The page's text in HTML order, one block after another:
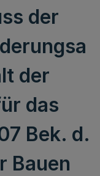
der
der
das
Bek. d.
Bauen